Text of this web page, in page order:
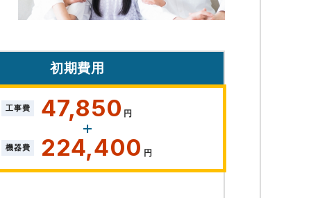
初期費用
工事費 47,850 円
機器費 224,400 円